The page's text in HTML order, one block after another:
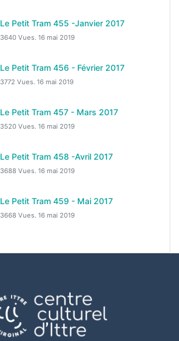
Le Petit Tram 455 -Janvier 2017
3640 Vues. 16 mai 2019
Le Petit Tram 456 - Février 2017
3772 Vues. 16 mai 2019
Le Petit Tram 457 - Mars 2017
3520 Vues. 16 mai 2019
Le Petit Tram 458 -Avril 2017
3688 Vues. 16 mai 2019
Le Petit Tram 459 - Mai 2017
3668 Vues. 16 mai 2019